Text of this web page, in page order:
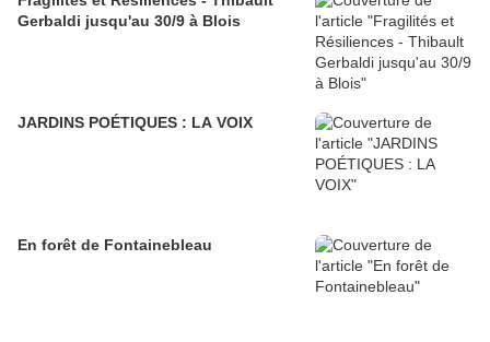
Gerbaldi jusqu'au 30/9 à Blois
JARDINS POÉTIQUES : LA VOIX
En forêt de Fontainebleau